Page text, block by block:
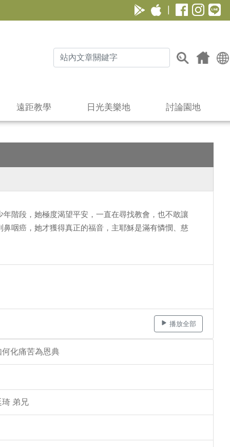
遠距教學 日光美樂地 討論園地
階段，她極度渴望平安，一直在尋找教會，也不敢讓
咽癌，她才獲得真正的福音，主耶穌是滿有憐憫、慈
播放全部
化痛苦為恩典
弟兄